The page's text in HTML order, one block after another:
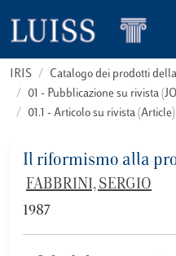
IRIS
Catalogo dei prodotti
01 - Pubblicazione su rivista
01.1 - Articolo su rivista (Article)
Il riformismo alla
FABBRINI, SERGIO
1987